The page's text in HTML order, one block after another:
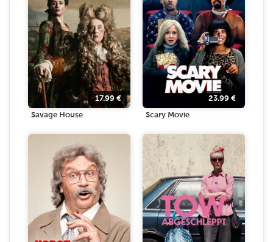
17.99 €
Savage House
23.99 €
Scary Movie